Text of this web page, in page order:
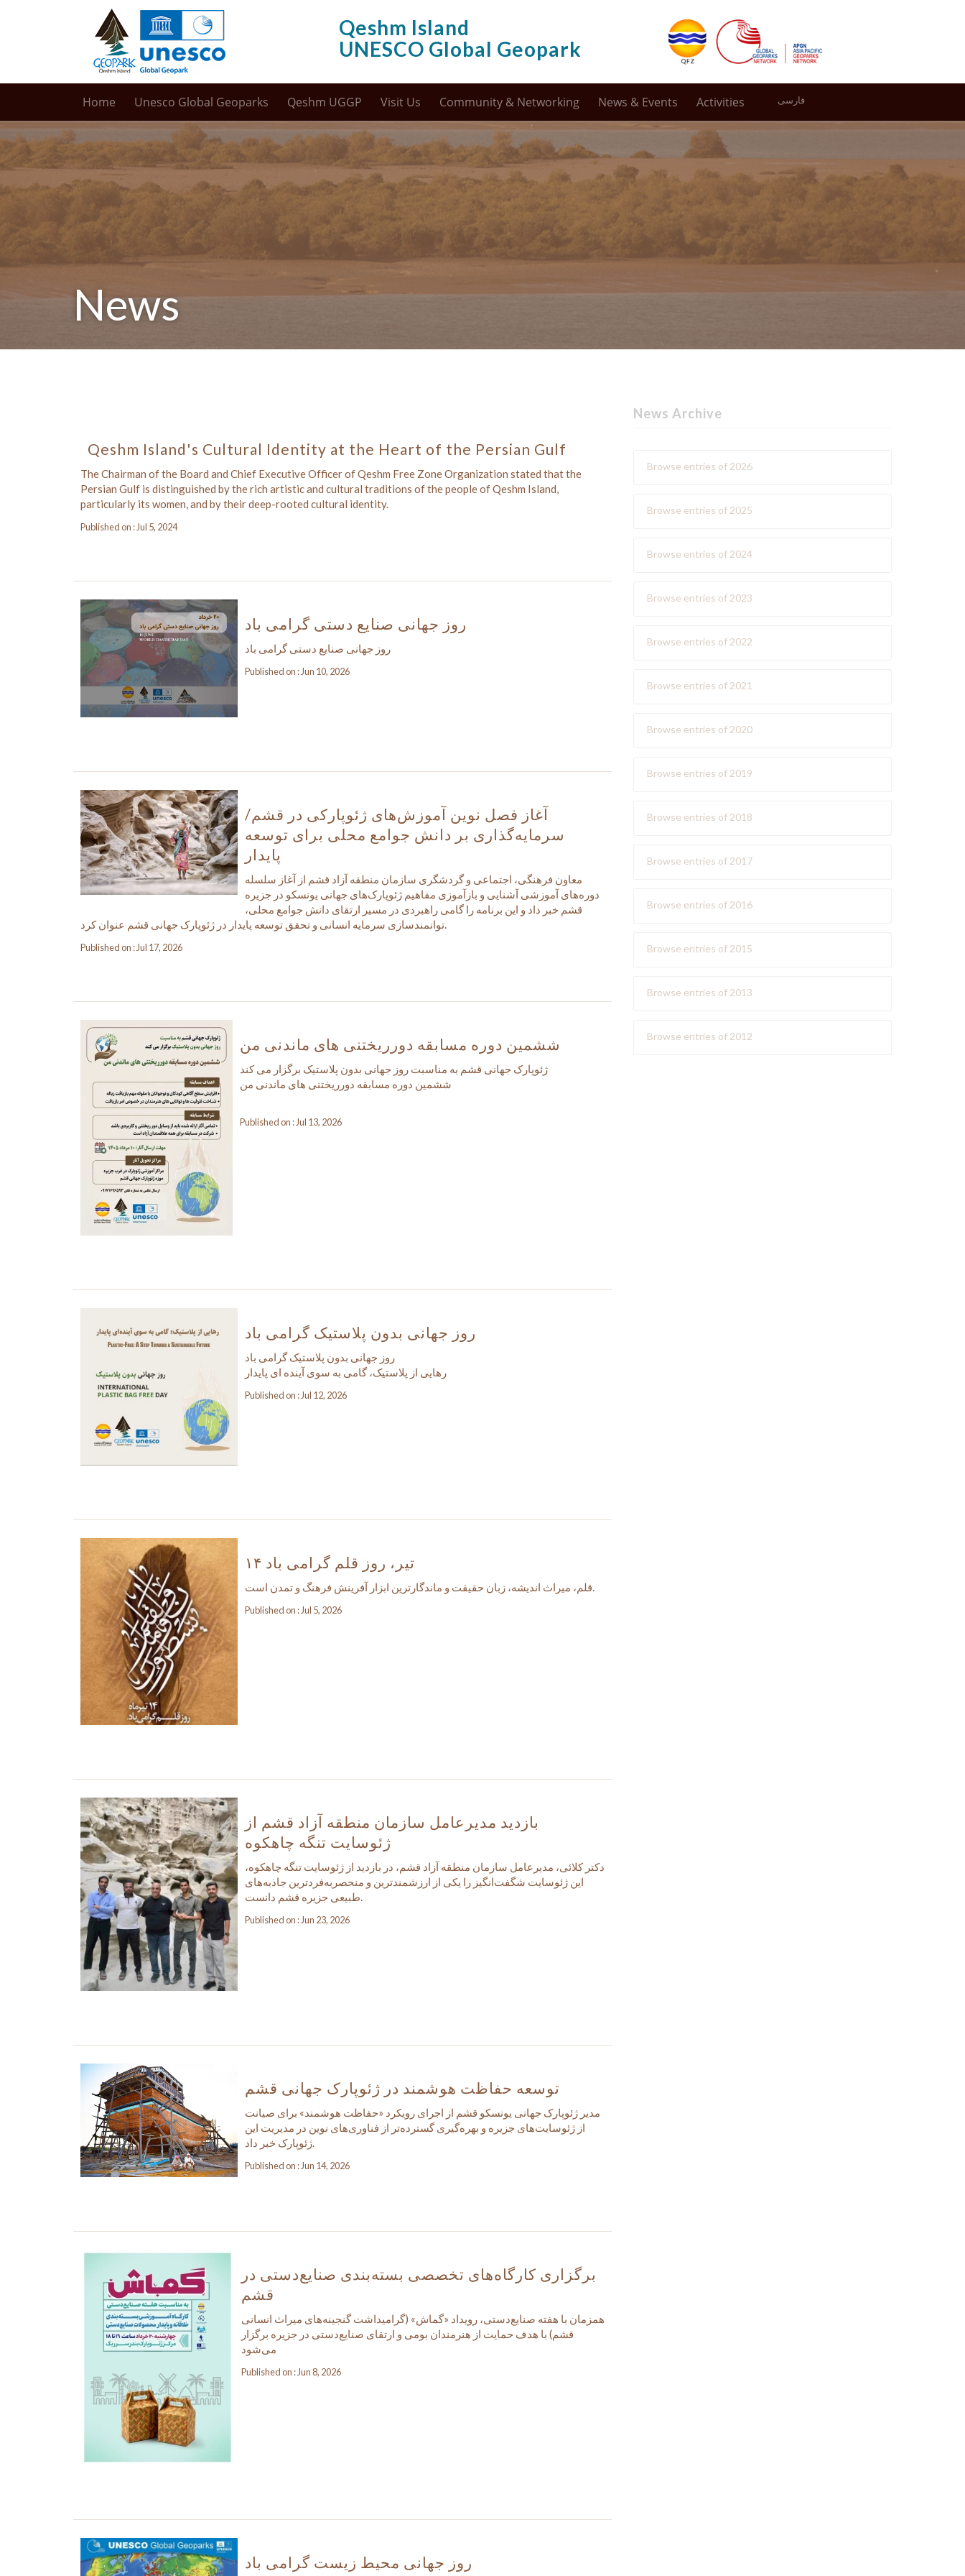
Qeshm Island
UNESCO Global Geopark
Home Unesco Global Geoparks Qeshm UGGP Visit Us Community & Networking News & Events Activities فارسی
News
Qeshm Island's Cultural Identity at the Heart of the Persian Gulf
The Chairman of the Board and Chief Executive Officer of Qeshm Free Zone Organization stated that the
Persian Gulf is distinguished by the rich artistic and cultural traditions of the people of Qeshm Island,
particularly its women, and by their deep-rooted cultural identity.
Published on : Jul 5, 2024
روز جهانی صنایع دستی گرامی باد
روز جهانی صنایع دستی گرامی باد
Published on : Jun 10, 2026
آغاز فصل نوین آموزش‌های ژئوپارکی در قشم/
سرمایه‌گذاری بر دانش جوامع محلی برای توسعه
پایدار
معاون فرهنگی، اجتماعی و گردشگری سازمان منطقه آزاد قشم از آغاز سلسله
دوره‌های آموزشی آشنایی و بازآموزی مفاهیم ژئوپارک‌های جهانی یونسکو در جزیره
قشم خبر داد و این برنامه را گامی راهبردی در مسیر ارتقای دانش جوامع محلی،
توانمندسازی سرمایه انسانی و تحقق توسعه پایدار در ژئوپارک جهانی قشم عنوان کرد.
Published on : Jul 17, 2026
ششمین دوره مسابقه دورریختنی های ماندنی من
ژئوپارک جهانی قشم به مناسبت روز جهانی بدون پلاستیک برگزار می کند
ششمین دوره مسابقه دورریختنی های ماندنی من
Published on : Jul 13, 2026
روز جهانی بدون پلاستیک گرامی باد
روز جهانی بدون پلاستیک گرامی باد
رهایی از پلاستیک، گامی به سوی آینده ای پایدار
Published on : Jul 12, 2026
۱۴ تیر، روز قلم گرامی باد
قلم، میراث اندیشه، زبان حقیقت و ماندگارترین ابزار آفرینش فرهنگ و تمدن است.
Published on : Jul 5, 2026
بازدید مدیرعامل سازمان منطقه آزاد قشم از
ژئوسایت تنگه چاهکوه
دکتر کلائی، مدیرعامل سازمان منطقه آزاد قشم، در بازدید از ژئوسایت تنگه چاهکوه،
این ژئوسایت شگفت‌انگیز را یکی از ارزشمندترین و منحصربه‌فردترین جاذبه‌های
طبیعی جزیره قشم دانست.
Published on : Jun 23, 2026
توسعه حفاظت هوشمند در ژئوپارک جهانی قشم
مدیر ژئوپارک جهانی یونسکو قشم از اجرای رویکرد «حفاظت هوشمند» برای صیانت
از ژئوسایت‌های جزیره و بهره‌گیری گسترده‌تر از فناوری‌های نوین در مدیریت این
ژئوپارک خبر داد.
Published on : Jun 14, 2026
برگزاری کارگاه‌های تخصصی بسته‌بندی صنایع‌دستی در
قشم
همزمان با هفته صنایع‌دستی، رویداد «گماش» (گرامیداشت گنجینه‌های میراث انسانی
قشم) با هدف حمایت از هنرمندان بومی و ارتقای صنایع‌دستی در جزیره برگزار
می‌شود
Published on : Jun 8, 2026
روز جهانی محیط زیست گرامی باد
News Archive
Browse entries of 2026
Browse entries of 2025
Browse entries of 2024
Browse entries of 2023
Browse entries of 2022
Browse entries of 2021
Browse entries of 2020
Browse entries of 2019
Browse entries of 2018
Browse entries of 2017
Browse entries of 2016
Browse entries of 2015
Browse entries of 2013
Browse entries of 2012